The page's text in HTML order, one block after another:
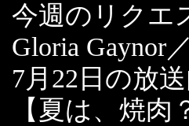
今週のリクエ
Gloria Gaynor
7月22日の放送
【夏は、焼肉